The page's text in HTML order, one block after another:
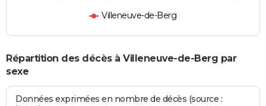
Villeneuve-de-Berg
Répartition des décès à Villeneuve-de-Berg par
sexe
Données exprimées en nombre de décès (source :